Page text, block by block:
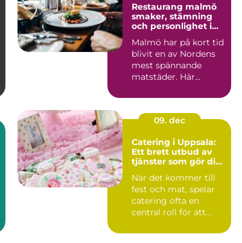
Restaurang malmö
smaker, stämning
och personlighet i
Malmö har på kort tid
blivit en av Nordens
mest spännande
matstäder. Här
kvarterskrogar m...
09. dec
Catering i Uppsala:
Ett brett utbud av
tjänster som gör din
När det kommer till
fest och mat, spelar
catering ofta en
central roll för att